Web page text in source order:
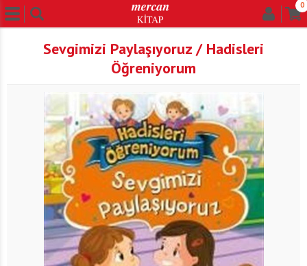
0
Sevgimizi Paylaşıyoruz / Hadisleri
Öğreniyorum